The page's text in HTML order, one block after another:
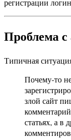
регистрации
Проблема с
Типичная
Почему-то
злой сайт
статьях, а